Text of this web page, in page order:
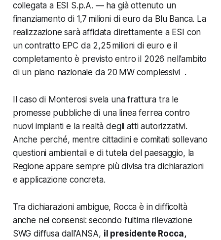
collegata a ESI S.p.A. — ha già ottenuto un
finanziamento di 1,7 milioni di euro da Blu Banca. La
realizzazione sarà affidata direttamente a ESI con
un contratto EPC da 2,25 milioni di euro e il
completamento è previsto entro il 2026 nell’ambito
di un piano nazionale da 20 MW complessivi .
Il caso di Monterosi svela una frattura tra le
promesse pubbliche di una linea ferrea contro
nuovi impianti e la realtà degli atti autorizzativi.
Anche perché, mentre cittadini e comitati sollevano
questioni ambientali e di tutela del paesaggio, la
Regione appare sempre più divisa tra dichiarazioni
e applicazione concreta.
Tra dichiarazioni ambigue, Rocca è in difficoltà
anche nei consensi: secondo l’ultima rilevazione
SWG diffusa dall’ANSA, il presidente Rocca,